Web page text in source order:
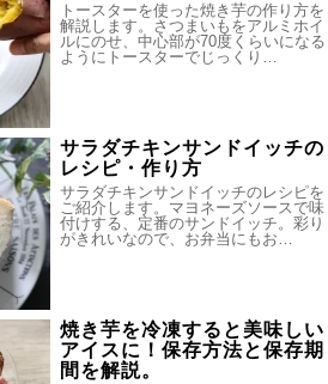
トースターを使った焼き芋の作り方を
解説します。さつまいもをアルミホイ
ルにのせ、中心部が70度くらいになる
ようにトースターでじっくり…
サラダチキンサンドイッチの
レシピ・作り方
サラダチキンサンドイッチのレシピを
ご紹介します。マヨネーズソースで味
付けする、定番のサンドイッチ。彩り
がきれいなので、お弁当にもお…
焼き芋を冷凍すると美味しい
アイスに！保存方法と保存期
間を解説。